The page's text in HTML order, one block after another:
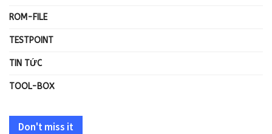
ROM-FILE
TESTPOINT
TIN TỨC
TOOL-BOX
Don't miss it